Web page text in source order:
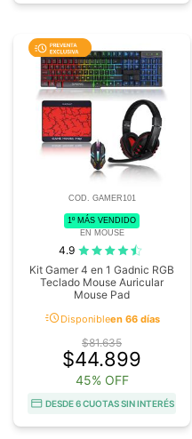
COD. GAMER101
1º MÁS VENDIDO
EN MOUSE
4.9
Kit Gamer 4 en 1 Gadnic RGB
Teclado Mouse Auricular
Mouse Pad
acuteDisponibleen 66 días
$81.635
$44.899
45% OFF
DESDE 6 CUOTAS SIN INTERÉS